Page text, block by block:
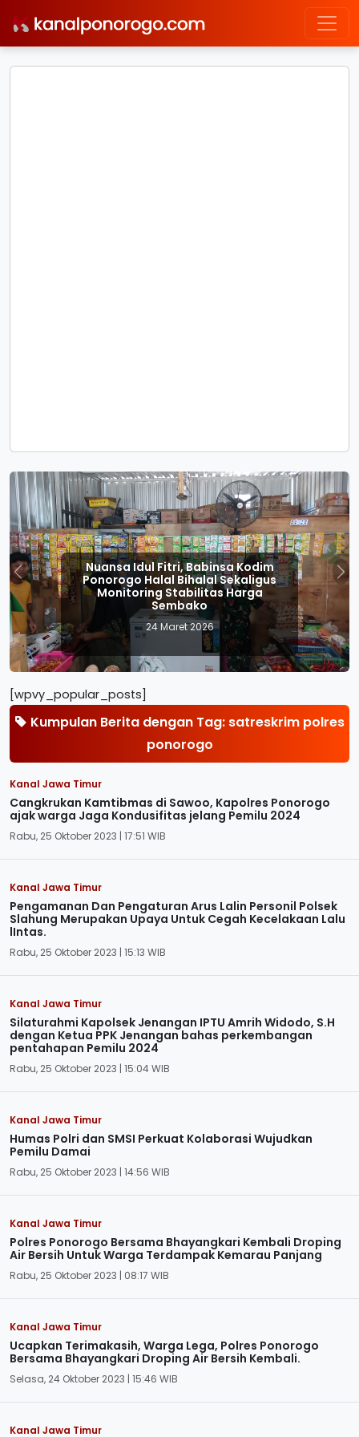
Kodim
Harga
Idul Fitri 1447 H, Anggota
Ponorogo Perkuat
dan Pelayanan Ketupat
2026
23 Maret 2026
Previous
[wpvy_popular_posts]
Kumpulan Berita dengan Tag: satreskrim polres
ponorogo
Kanal Jawa Timur
Cangkrukan Kamtibmas di Sawoo, Kapolres Ponorogo
ajak warga Jaga Kondusifitas jelang Pemilu 2024
Rabu, 25 Oktober 2023 | 17:51 WIB
Kanal Jawa Timur
Pengamanan Dan Pengaturan Arus Lalin Personil Polsek
Slahung Merupakan Upaya Untuk Cegah Kecelakaan Lalu
lIntas.
Rabu, 25 Oktober 2023 | 15:13 WIB
Kanal Jawa Timur
Silaturahmi Kapolsek Jenangan IPTU Amrih Widodo, S.H
dengan Ketua PPK Jenangan bahas perkembangan
pentahapan Pemilu 2024
Rabu, 25 Oktober 2023 | 15:04 WIB
Kanal Jawa Timur
Humas Polri dan SMSI Perkuat Kolaborasi Wujudkan
Pemilu Damai
Rabu, 25 Oktober 2023 | 14:56 WIB
Kanal Jawa Timur
Polres Ponorogo Bersama Bhayangkari Kembali Droping
Air Bersih Untuk Warga Terdampak Kemarau Panjang
Rabu, 25 Oktober 2023 | 08:17 WIB
Kanal Jawa Timur
Ucapkan Terimakasih, Warga Lega, Polres Ponorogo
Bersama Bhayangkari Droping Air Bersih Kembali.
Selasa, 24 Oktober 2023 | 15:46 WIB
Kanal Jawa Timur